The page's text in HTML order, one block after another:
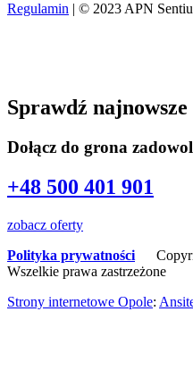
Regulamin | © 2023 APN
Sprawdź
Dołącz do grona
+48 500 401 901
zobacz oferty
Polityka prywatności
Wszelkie prawa zastrzeżone
Strony internetowe Opole: